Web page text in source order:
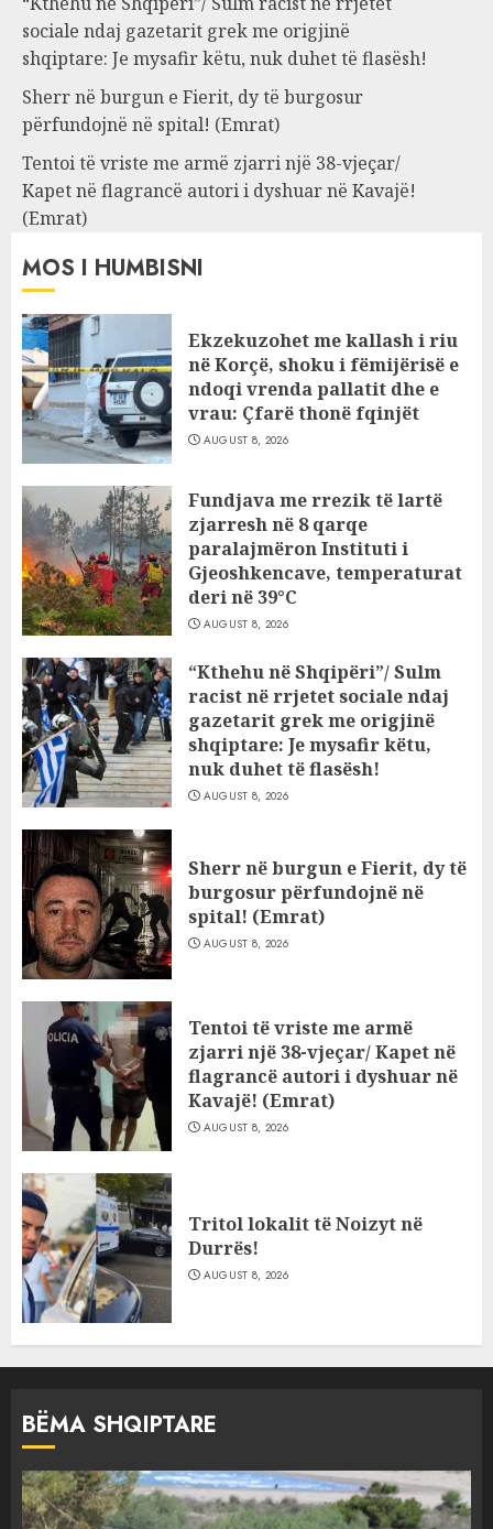
sociale ndaj gazetarit grek me origjinë
shqiptare: Je mysafir këtu, nuk duhet të flasësh!
Sherr në burgun e Fierit, dy të burgosur
përfundojnë në spital! (Emrat)
Tentoi të vriste me armë zjarri një 38-vjeçar/
Kapet në flagrancë autori i dyshuar në Kavajë!
(Emrat)
MOS I HUMBISNI
Ekzekuzohet me kallash i riu
në Korçë, shoku i fëmijërisë e
ndoqi vrenda pallatit dhe e
vrau: Çfarë thonë fqinjët
AUGUST 8, 2026
Fundjava me rrezik të lartë
zjarresh në 8 qarqe
paralajmëron Instituti i
Gjeoshkencave, temperaturat
deri në 39°C
AUGUST 8, 2026
“Kthehu në Shqipëri”/ Sulm
racist në rrjetet sociale ndaj
gazetarit grek me origjinë
shqiptare: Je mysafir këtu,
nuk duhet të flasësh!
AUGUST 8, 2026
Sherr në burgun e Fierit, dy të
burgosur përfundojnë në
spital! (Emrat)
AUGUST 8, 2026
Tentoi të vriste me armë
zjarri një 38-vjeçar/ Kapet në
flagrancë autori i dyshuar në
Kavajë! (Emrat)
AUGUST 8, 2026
Tritol lokalit të Noizyt në
Durrës!
AUGUST 8, 2026
BËMA SHQIPTARE